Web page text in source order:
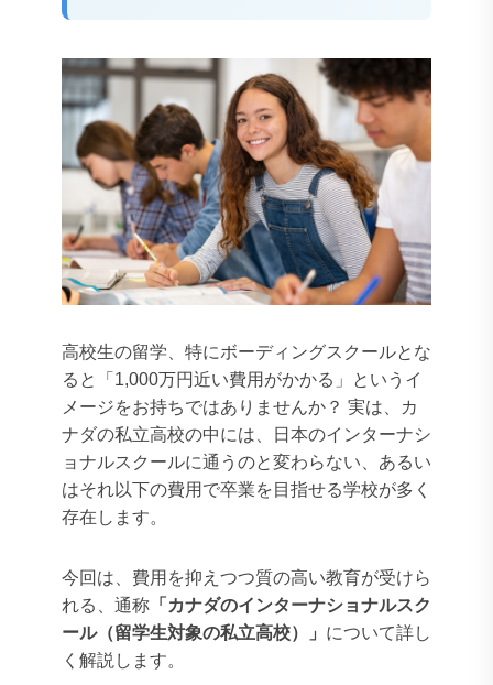
高校生の留学、特にボーディングスクールとな
ると「1,000万円近い費用がかかる」というイ
メージをお持ちではありませんか？ 実は、カ
ナダの私立高校の中には、日本のインターナシ
ョナルスクールに通うのと変わらない、あるい
はそれ以下の費用で卒業を目指せる学校が多く
存在します。
今回は、費用を抑えつつ質の高い教育が受けら
れる、通称 「カナダのインターナショナルスク
ール（留学生対象の私立高校）」 について詳し
く解説します。